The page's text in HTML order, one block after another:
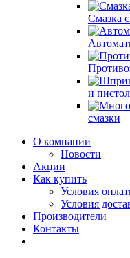
Смазка
и
смазки
О компании
Новости
Акции
Как купить
Условия
Условия
Производители
Контакты